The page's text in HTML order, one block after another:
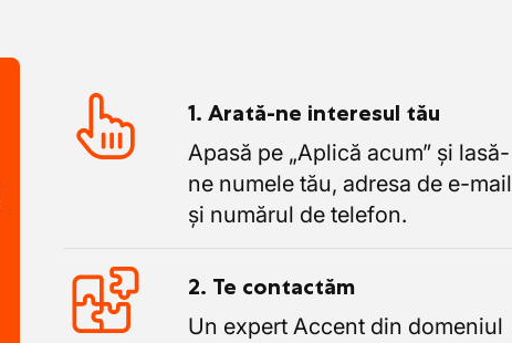
1. Arată-ne interesul tău
Apasă pe „Aplică acum” și lasă-
ne numele tău, adresa de e-mail
și numărul de telefon.
2. Te contactăm
Un expert Accent din domeniul